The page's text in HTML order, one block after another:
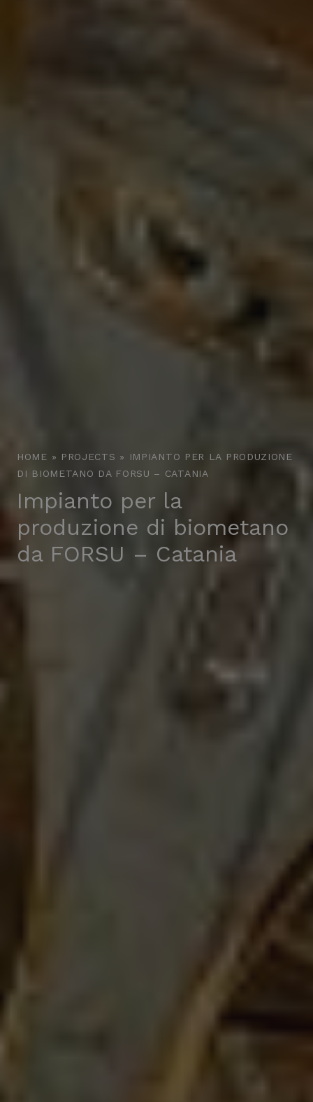
HOME » PROJECTS »
IMPIANTO PER LA PRODUZIONE
DI BIOMETANO DA FORSU – CATANIA
Impianto per la
produzione di biometano
da FORSU – Catania